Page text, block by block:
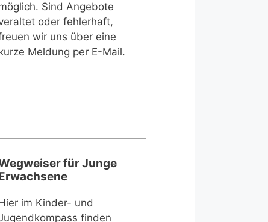
Sind Angebote
oder fehlerhaft,
wir uns über eine
Meldung per E-Mail.
für Junge
im Kinder- und
finden